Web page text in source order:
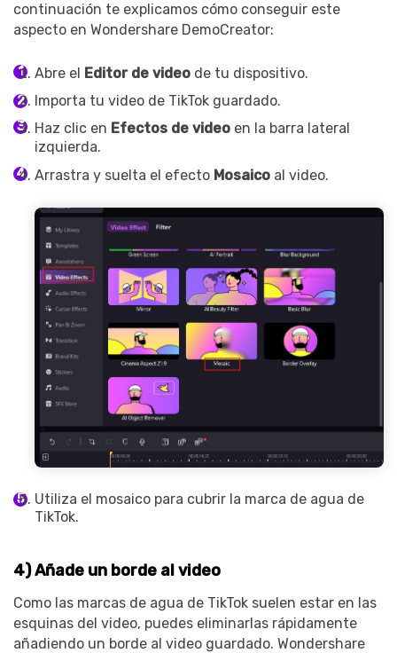
continuación te explicamos cómo conseguir este
aspecto en Wondershare DemoCreator:
Abre el Editor de video de tu dispositivo.
Importa tu video de TikTok guardado.
Haz clic en Efectos de video en la barra lateral
izquierda.
Arrastra y suelta el efecto Mosaico al video.
Utiliza el mosaico para cubrir la marca de agua de
TikTok.
4) Añade un borde al video
Como las marcas de agua de TikTok suelen estar en las
esquinas del video, puedes eliminarlas rápidamente
añadiendo un borde al video guardado. Wondershare